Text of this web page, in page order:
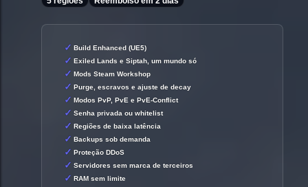
Build Enhanced (UE5)
Exiled Lands e Siptah, um mundo só
Mods Steam Workshop
Purge, escravos e ajuste de decay
Modos PvP, PvE e PvE-Conflict
Senha privada ou whitelist
Regiões de baixa latência
Backups sob demanda
Proteção DDoS
Servidores sem marca de terceiros
RAM sem limite